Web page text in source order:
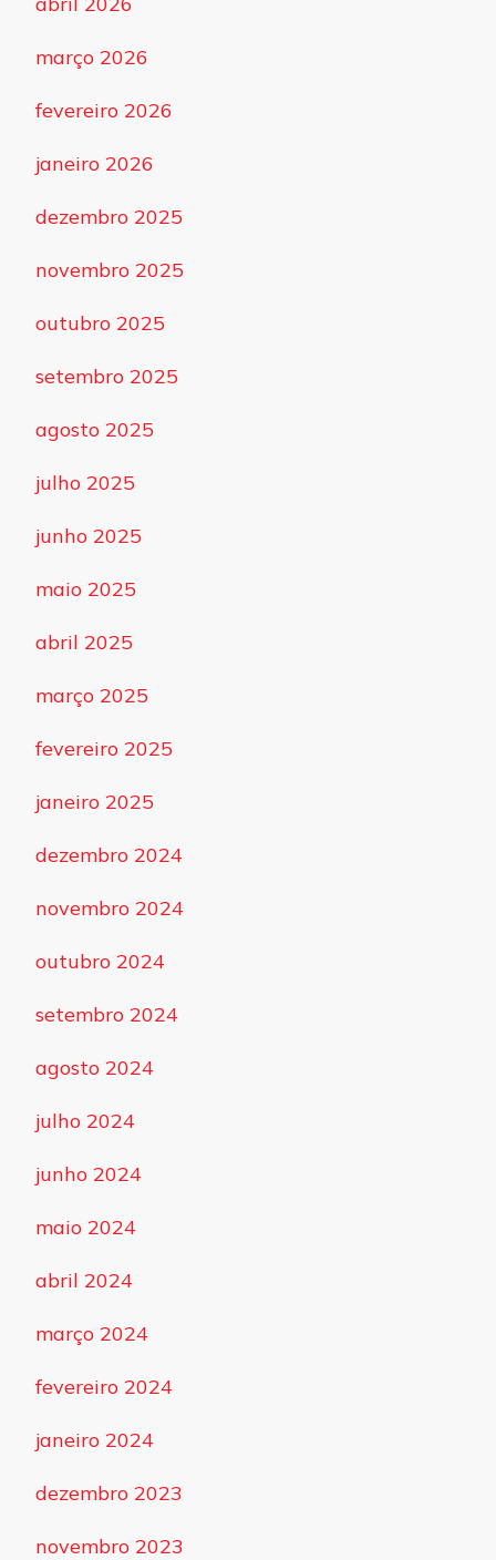
março 2026
fevereiro 2026
janeiro 2026
dezembro 2025
novembro 2025
outubro 2025
setembro 2025
agosto 2025
julho 2025
junho 2025
maio 2025
abril 2025
março 2025
fevereiro 2025
janeiro 2025
dezembro 2024
novembro 2024
outubro 2024
setembro 2024
agosto 2024
julho 2024
junho 2024
maio 2024
abril 2024
março 2024
fevereiro 2024
janeiro 2024
dezembro 2023
novembro 2023